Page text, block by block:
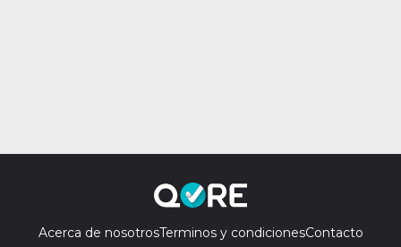
Acerca de nosotrosTerminos y condicionesContacto